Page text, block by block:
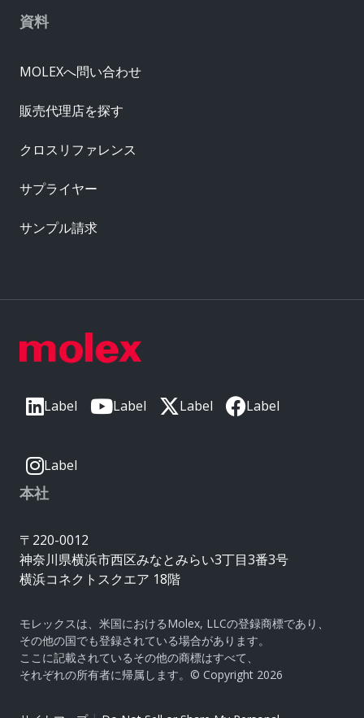
Label Label Label Label
Label
本社
〒220-0012
神奈川県横浜市西区みなとみらい3丁目3番3号
横浜コネクトスクエア 18階
モレックスは、米国におけるMolex, LLCの登録商標であり、
その他の国でも登録されている場合があります。
ここに記載されているその他の商標はすべて、
それぞれの所有者に帰属します。© Copyright 2026
資料
MOLEXへ問い合わせ
販売代理店を探す
クロスリファレンス
サプライヤー
サンプル請求